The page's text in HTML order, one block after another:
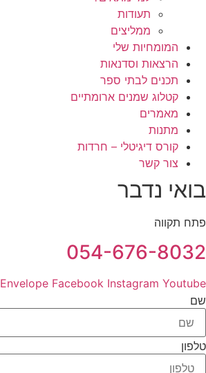
תעודות
ממליצים
המומחיות שלי
הרצאות וסדנאות
תכנים לבתי ספר
קטלוג שמנים ארומתיים
מאמרים
מתנות
קורס דיגיטלי – חרדות
צור קשר
בואי נדבר
פתח תקווה
054-676-8032
Envelope Facebook Instagram Youtube
שם
טלפון